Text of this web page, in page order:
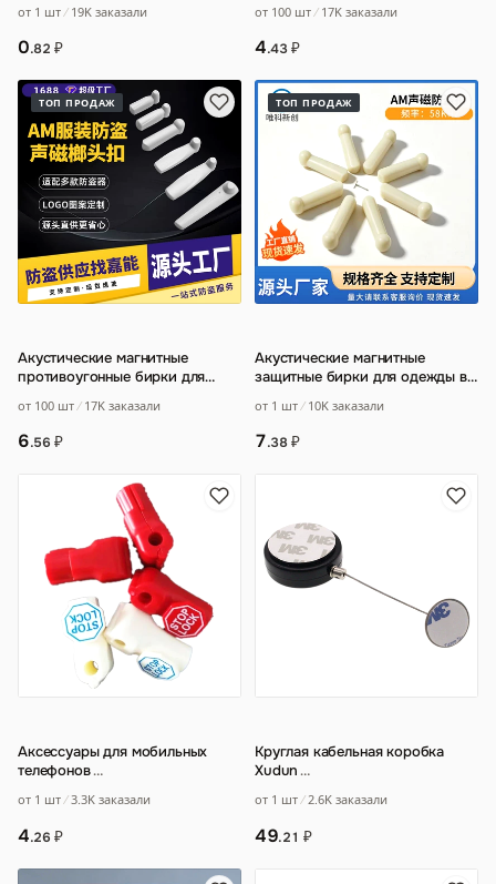
косметического…
от 1 шт 19K заказали
0.82 ₽
от 100 шт 17K заказали
4.43₽
ТОП ПРОДАЖ
Акустические магнитные
противоугонные бирки для
от 100 шт 17K заказали
6.56 ₽
ТОП ПРОДАЖ
Акустические магнитные
защитные бирки для одежды в
супермаркетов…
от 1 шт 10K заказали
7.38₽
Аксессуары для мобильных
телефонов…
от 1 шт 3.3K заказали
4.26 ₽
Круглая кабельная коробка
Xudun…
от 1 шт 2.6K заказали
49.21 ₽